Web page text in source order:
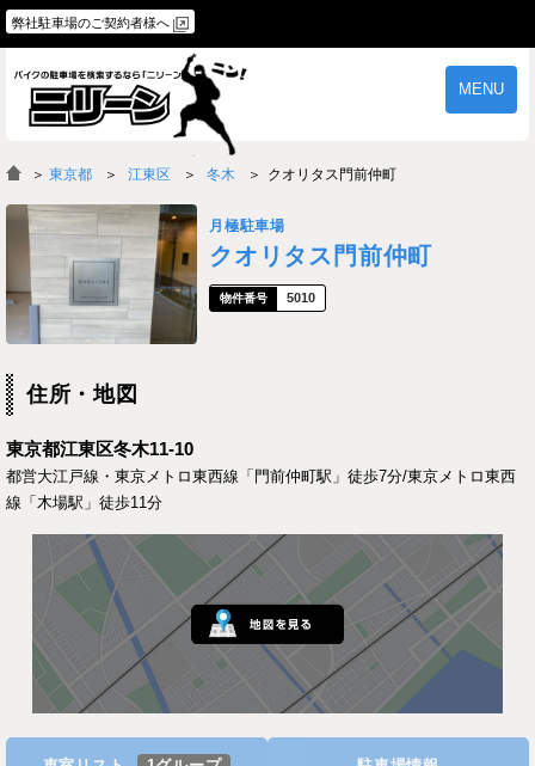
弊社駐車場のご契約者様へ
MENU
物件一覧 ご契約の流れ
よくあるご質問
＞ 東京都 江東区 冬木 クオリタス門前仲町
月極駐車場
クオリタス門前仲町
5010
住所・地図
東京都江東区冬木11-10
都営大江戸線・東京メトロ東西線「門前仲町駅」徒歩7分/東京メトロ東西
線「木場駅」徒歩11分